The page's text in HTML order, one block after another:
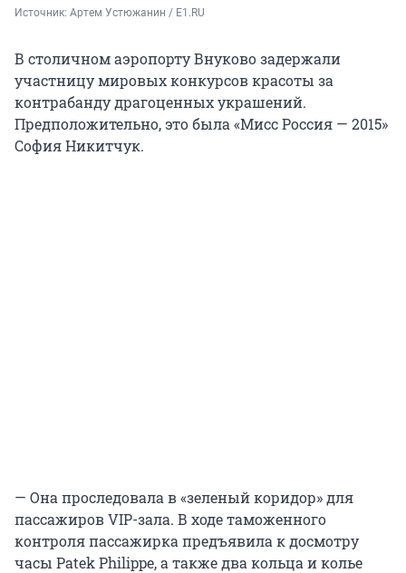
Источник: Артем Устюжанин / E1.RU
В столичном аэропорту Внуково задержали
участницу мировых конкурсов красоты за
контрабанду драгоценных украшений.
Предположительно, это была «Мисс Россия — 2015»
София Никитчук.
— Она проследовала в «зеленый коридор» для
пассажиров VIP-зала. В ходе таможенного
контроля пассажирка предъявила к досмотру
часы Patek Philippe, а также два кольца и колье